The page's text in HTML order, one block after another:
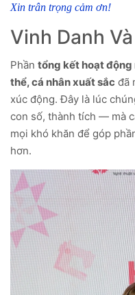
Xin trân trọng cảm ơn!
Vinh Danh
Phần tổng kết hoạt động
thể, cá nhân xuất sắc đã
xúc động. Đây là lúc
con số, thành tích — mà
mọi khó khăn để góp
hơn.